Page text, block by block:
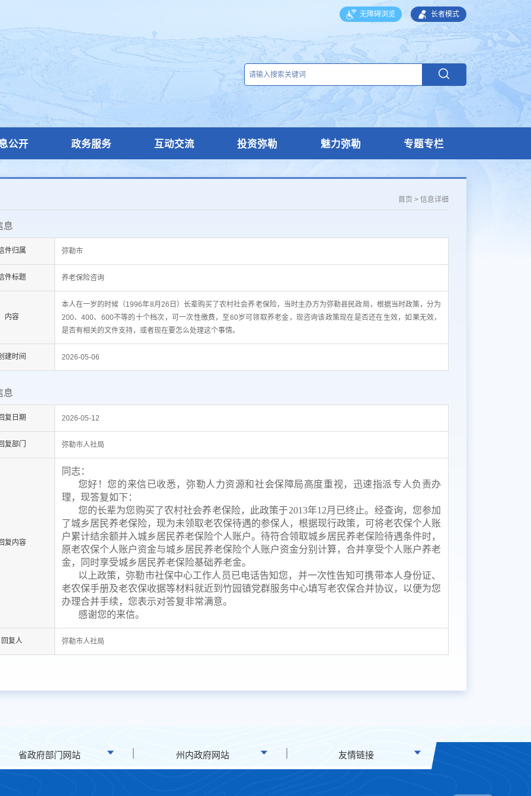
无障碍浏览 长者模式
公开 政务服务 互动交流 投资弥勒 魅力弥勒 专题专栏
首页 > 信息详细
息
件归属 弥勒市
件标题 养老保险咨询
内容
本人在一岁的时候（1996年8月26日）长辈购买了农村社会养老保险，当时主办方为弥勒县民政局，根据当时政策，分为
200、400、600不等的十个档次，可一次性缴费，至60岁可领取养老金，现咨询该政策现在是否还在生效，如果无效，
是否有相关的文件支持，或者现在要怎么处理这个事情。
建时间 2026-05-06
息
复日期 2026-05-12
复部门 弥勒市人社局
复内容
同志：
您好！您的来信已收悉，弥勒人力资源和社会保障局高度重视，迅速指派专人负责办
理，现答复如下：
您的长辈为您购买了农村社会养老保险，此政策于2013年12月已终止。经查询，您参加
了城乡居民养老保险，现为未领取老农保待遇的参保人，根据现行政策，可将老农保个人账
户累计结余额并入城乡居民养老保险个人账户。待符合领取城乡居民养老保险待遇条件时，
原老农保个人账户资金与城乡居民养老保险个人账户资金分别计算，合并享受个人账户养老
金，同时享受城乡居民养老保险基础养老金。
以上政策，弥勒市社保中心工作人员已电话告知您，并一次性告知可携带本人身份证、
老农保手册及老农保收据等材料就近到竹园镇党群服务中心填写老农保合并协议，以便为您
办理合并手续，您表示对答复非常满意。
感谢您的来信。
回复人 弥勒市人社局
省政府部门网站 州内政府网站 友情链接